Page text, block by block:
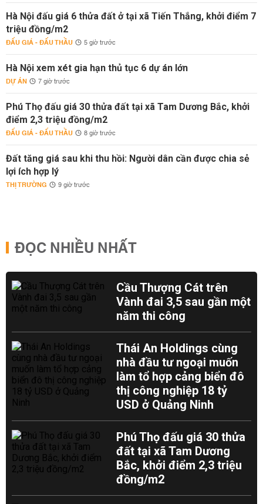
Hà Nội đấu giá 6 thửa đất ở tại xã Tiến Thắng, khởi điểm 7
triệu đồng/m2
ĐẤU GIÁ - ĐẤU THẦU 5 giờ trước
Hà Nội xem xét gia hạn thủ tục 6 dự án lớn
DỰ ÁN 7 giờ trước
Phú Thọ đấu giá 30 thửa đất tại xã Tam Dương Bắc, khởi
điểm 2,3 triệu đồng/m2
ĐẤU GIÁ - ĐẤU THẦU 8 giờ trước
Đất tăng giá sau khi thu hồi: Người dân cần được chia sẻ
lợi ích hợp lý
THỊ TRƯỜNG 9 giờ trước
ĐỌC NHIỀU NHẤT
Cầu Thượng Cát trên
Vành đai 3,5 sau gần một
năm thi công
Thái An Holdings cùng
nhà đầu tư ngoại muốn
làm tổ hợp cảng biển đô
thị công nghiệp 18 tỷ
USD ở Quảng Ninh
Phú Thọ đấu giá 30 thửa
đất tại xã Tam Dương
Bắc, khởi điểm 2,3 triệu
đồng/m2